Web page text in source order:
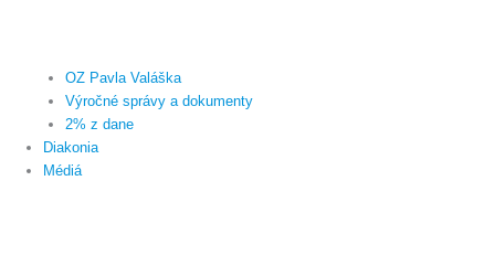
OZ Pavla Valáška
Výročné správy a dokumenty
2% z dane
Diakonia
Médiá